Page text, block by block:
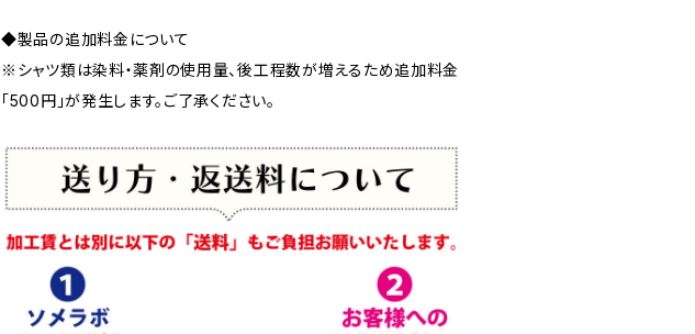
◆製品の追加料金について
※シャツ類は染料・薬剤の使用量、後工程数が増えるため追加料金
「500円」が発生します。ご了承ください。